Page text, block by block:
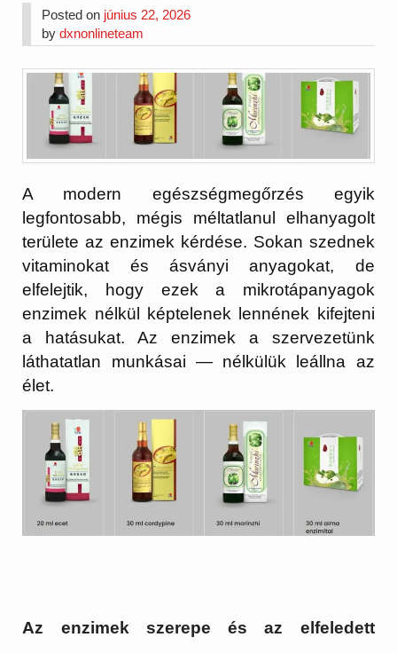
Posted on június 22, 2026
bydxnonlineteam
A modern egészségmegőrzés egyik
legfontosabb, mégis méltatlanul elhanyagolt
területe azenzimek kérdése. Sokan szednek
vitaminokat és ásványi anyagokat, de
elfelejtik, hogy ezek a mikrotápanyagok
enzimek nélkül képtelenek lennének kifejteni
a hatásukat. Az enzimek a szervezetünk
láthatatlan munkásai — nélkülük leállna az
élet.
Az enzimek szerepe és az elfeledett